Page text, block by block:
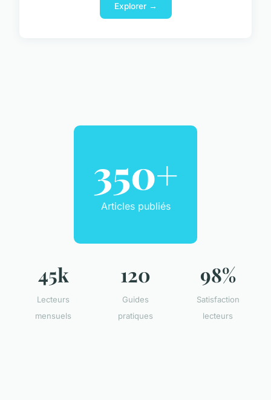
Explorer →
350+
Articles publiés
45k
Lecteurs
mensuels
120
Guides
pratiques
98%
Satisfaction
lecteurs